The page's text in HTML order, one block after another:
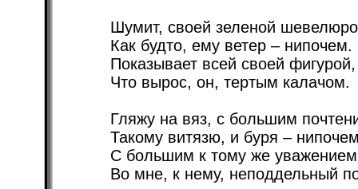
Шумит, своей зеленой
Как будто, ему ветер – нипочем.
Показывает всей своей фигурой,
Что вырос, он, тертым калачом.
Гляжу на вяз, с большим
Такому витязю, и буря –
С большим к тому же
Во мне, к нему, неподдельный